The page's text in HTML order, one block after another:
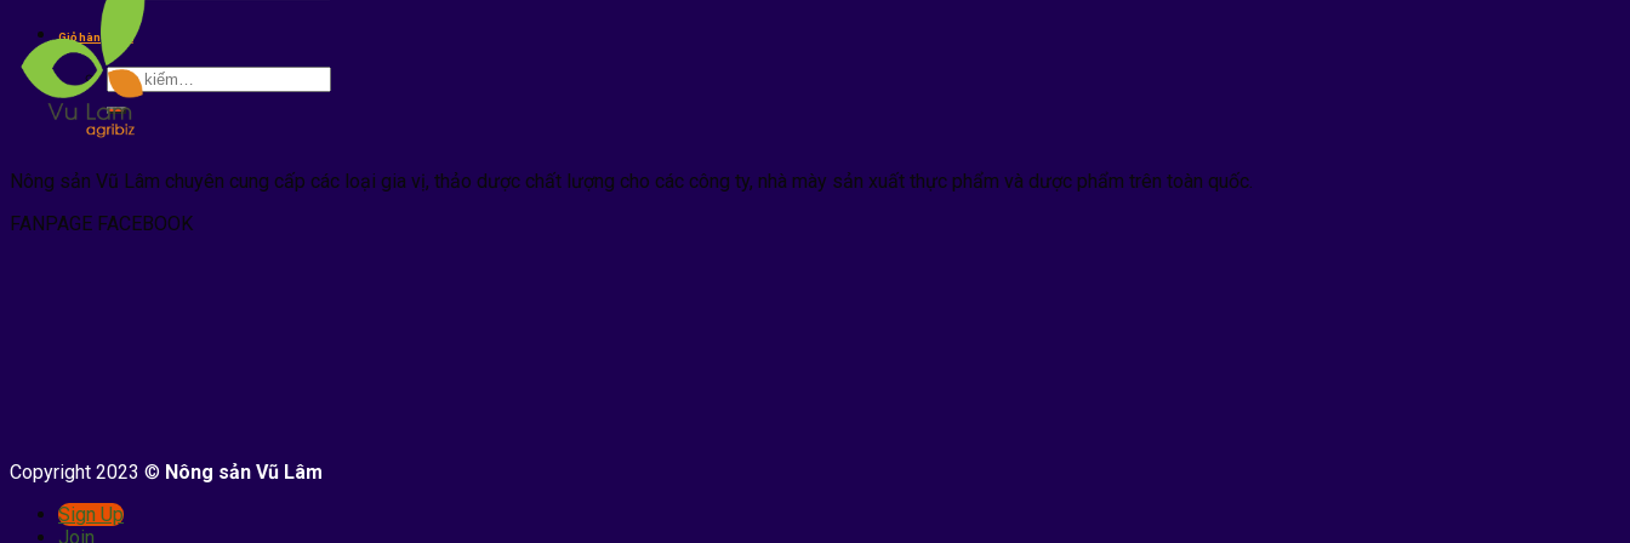
kiếm:
Giỏ hàng / ₫
Tìm
kiếm:
Nông sản Vũ Lâm chuyên cung cấp các loại gia vị, thảo dược chất lượng cho các công ty, nhà mày sản xuất thực phẩm và dược phẩm trên toàn quốc.
FANPAGE FACEBOOK
Copyright 2023 © Nông sản Vũ Lâm
Sign Up
Join